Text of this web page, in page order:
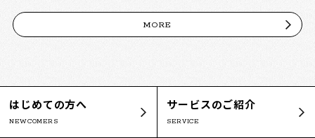
MORE
はじめての方へ
NEWCOMERS
サービスのご紹介
SERVICE